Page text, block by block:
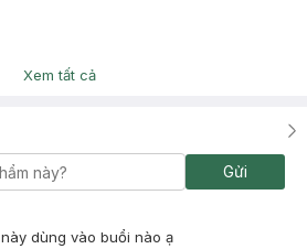
Đã mua hàng
Xem tất cả
Gửi
dùng vào buổi nào ạ